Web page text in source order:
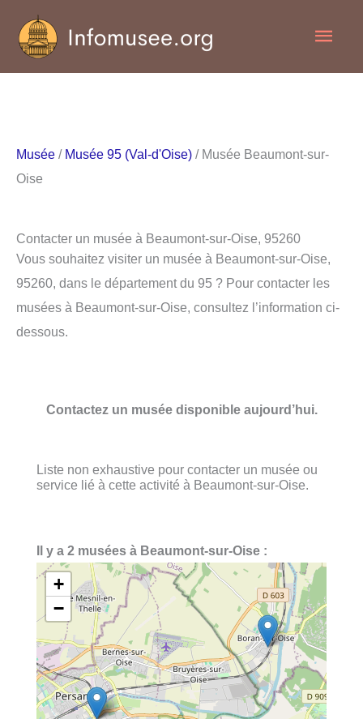
contenu
Musée / Musée 95 (Val-d'Oise) / Musée Beaumont-sur-
Oise
Contacter un musée à Beaumont-sur-Oise, 95260
Vous souhaitez visiter un musée à Beaumont-sur-Oise,
95260, dans le département du 95 ? Pour contacter les
musées à Beaumont-sur-Oise, consultez l’information ci-
dessous.
Contactez un musée disponible aujourd’hui.
Liste non exhaustive pour contacter un musée ou
service lié à cette activité à Beaumont-sur-Oise.
Il y a 2 musées à Beaumont-sur-Oise :
+
−